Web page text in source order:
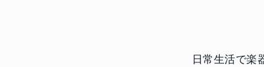
日常生活で楽